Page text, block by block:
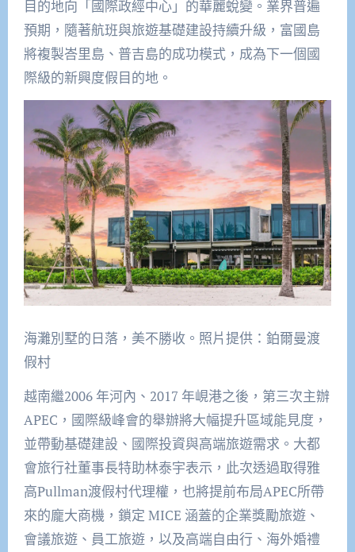
目的地向「國際政經中心」的華麗蛻變。業界普遍
預期，隨著航班與旅遊基礎建設持續升級，富國島
將複製峇里島、普吉島的成功模式，成為下一個國
際級的新興度假目的地。
海灘別墅的日落，美不勝收。照片提供：鉑爾曼渡
假村
越南繼2006 年河內、2017 年峴港之後，第三次主辦
APEC，國際級峰會的舉辦將大幅提升區域能見度，
並帶動基礎建設、國際投資與高端旅遊需求。大都
會旅行社董事長特助林泰宇表示，此次透過取得雅
高Pullman渡假村代理權，也將提前布局APEC所帶
來的龐大商機，鎖定 MICE 涵蓋的企業獎勵旅遊、
會議旅遊、員工旅遊，以及高端自由行、海外婚禮